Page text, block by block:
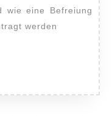
wie eine Befreiung
werden